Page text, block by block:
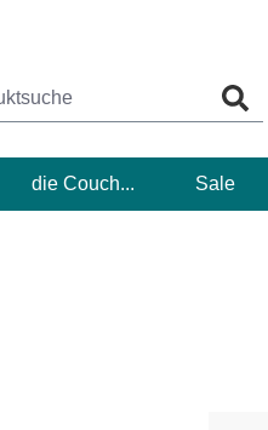
die Couch... Sale